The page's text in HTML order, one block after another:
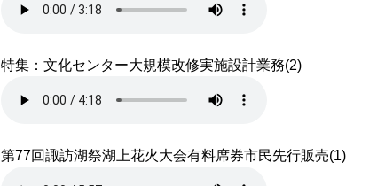
特集：文化センター大規模改修実施設計業務(2)
第77回諏訪湖祭湖上花火大会有料席券市民先行販売(1)